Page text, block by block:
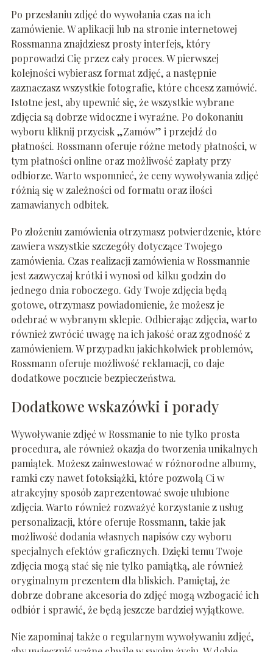
Po przesłaniu zdjęć do wywołania czas na ich
zamówienie. W aplikacji lub na stronie internetowej
Rossmanna znajdziesz prosty interfejs, który
poprowadzi Cię przez cały proces. W pierwszej
kolejności wybierasz format zdjęć, a następnie
zaznaczasz wszystkie fotografie, które chcesz zamówić.
Istotne jest, aby upewnić się, że wszystkie wybrane
zdjęcia są dobrze widoczne i wyraźne. Po dokonaniu
wyboru kliknij przycisk „Zamów” i przejdź do
płatności. Rossmann oferuje różne metody płatności, w
tym płatności online oraz możliwość zapłaty przy
odbiorze. Warto wspomnieć, że ceny wywoływania zdjęć
różnią się w zależności od formatu oraz ilości
zamawianych odbitek.
Po złożeniu zamówienia otrzymasz potwierdzenie, które
zawiera wszystkie szczegóły dotyczące Twojego
zamówienia. Czas realizacji zamówienia w Rossmannie
jest zazwyczaj krótki i wynosi od kilku godzin do
jednego dnia roboczego. Gdy Twoje zdjęcia będą
gotowe, otrzymasz powiadomienie, że możesz je
odebrać w wybranym sklepie. Odbierając zdjęcia, warto
również zwrócić uwagę na ich jakość oraz zgodność z
zamówieniem. W przypadku jakichkolwiek problemów,
Rossmann oferuje możliwość reklamacji, co daje
dodatkowe poczucie bezpieczeństwa.
Dodatkowe wskazówki i porady
Wywoływanie zdjęć w Rossmanie to nie tylko prosta
procedura, ale również okazja do tworzenia unikalnych
pamiątek. Możesz zainwestować w różnorodne albumy,
ramki czy nawet fotoksiążki, które pozwolą Ci w
atrakcyjny sposób zaprezentować swoje ulubione
zdjęcia. Warto również rozważyć korzystanie z usług
personalizacji, które oferuje Rossmann, takie jak
możliwość dodania własnych napisów czy wyboru
specjalnych efektów graficznych. Dzięki temu Twoje
zdjęcia mogą stać się nie tylko pamiątką, ale również
oryginalnym prezentem dla bliskich. Pamiętaj, że
dobrze dobrane akcesoria do zdjęć mogą wzbogacić ich
odbiór i sprawić, że będą jeszcze bardziej wyjątkowe.
Nie zapominaj także o regularnym wywoływaniu zdjęć,